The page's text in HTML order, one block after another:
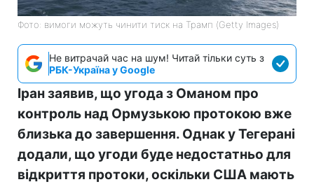
Фото: вимоги можуть чинити тиск на Трамп (Getty Images)
Не витрачай час на шум! Читай тільки суть з
РБК-Україна у Google
Іран заявив, що угода з Оманом про
контроль над Ормузькою протокою вже
близька до завершення. Однак у Тегерані
додали, що угоди буде недостатньо для
відкриття протоки, оскільки США мають